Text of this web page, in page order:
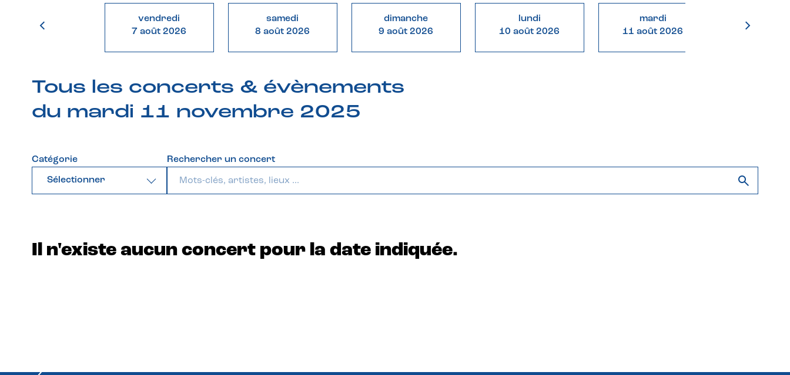
vendredi
7 août 2026
samedi
8 août 2026
dimanche
9 août 2026
lundi
10 août 2026
mardi
11 août 2026
12 août
Tous les concerts & évènements
du mardi 11 novembre 2025
Catégorie
Sélectionner
Rechercher un concert
Il n'existe aucun concert pour la date indiquée.